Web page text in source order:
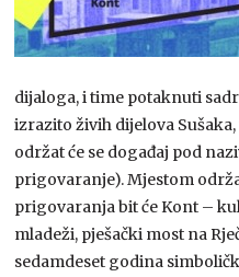
dijaloga, i time potaknuti
izrazito živih dijelova Sušaka,
održat će se događaj pod
prigovaranje). Mjestom
prigovaranja bit će Kont –
mladeži, pješački most na
sedamdeset godina